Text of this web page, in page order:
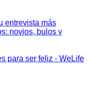
entrevista más
novios, bulos y
para ser feliz - WeLife